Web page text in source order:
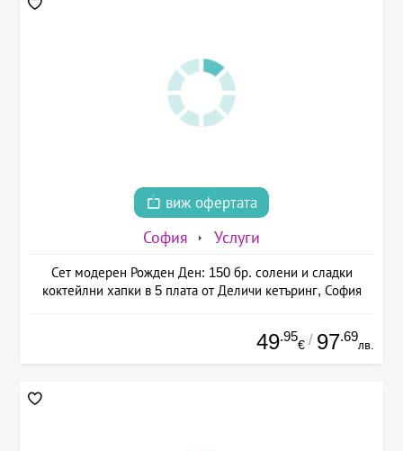
виж офертата
София Услуги
Сет модерен Рожден Ден: 150 бр. солени и сладки
коктейлни хапки в 5 плата от Деличи кетъринг, София
49.95
€ / 97.69
лв.